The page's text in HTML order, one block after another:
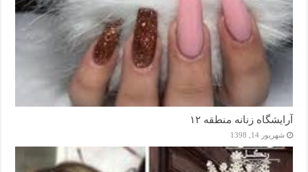
آرایشگاه زنانه منطقه ۱۲
شهریور 14, 1398